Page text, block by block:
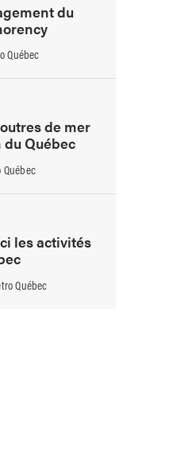
du
Québec
de mer
du Québec
les activités
Québec